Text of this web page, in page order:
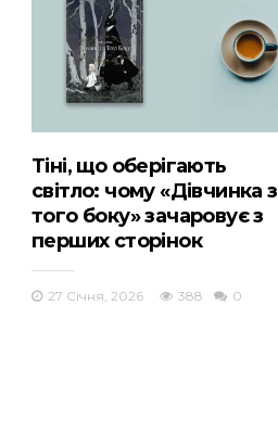
Тіні, що оберігають
світло: чому «Дівчинка з
того боку» зачаровує з
перших сторінок
27 Січня, 2026 388 0